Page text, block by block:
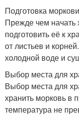
Подготовка
Прежде чем начать
подготовить её к
от листьев и
холодной воде и
Выбор места для
Выбор места для
хранить морковь в
температура не